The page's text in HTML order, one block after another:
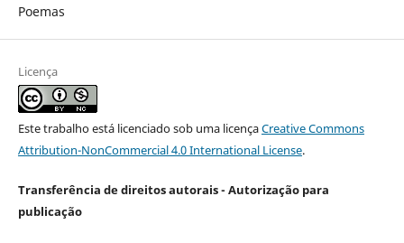
Poemas
Licença
Este trabalho está licenciado sob uma licençaCreative Commons
Attribution-NonCommercial 4.0 International License.
Transferência de direitos autorais - Autorização para
publicação